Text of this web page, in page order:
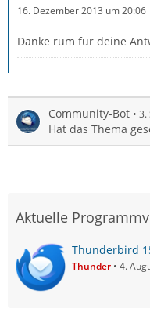
16. Dezember 2013 um 20:06
Danke rum für deine
Community-Bot 3.
Hat das Thema
Aktuelle
Thunderbird
Thunder 4.